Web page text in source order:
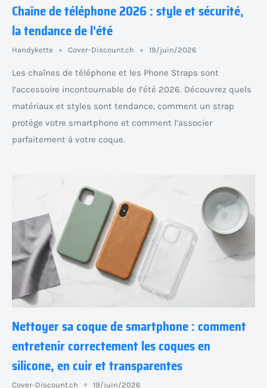
Chaîne de téléphone 2026 : style et sécurité,
la tendance de l'été
Handykette Cover-Discount.ch 19/juin/2026
Les chaînes de téléphone et les Phone Straps sont
l’accessoire incontournable de l’été 2026. Découvrez quels
matériaux et styles sont tendance, comment un strap
protège votre smartphone et comment l’associer
parfaitement à votre coque.
Nettoyer sa coque de smartphone : comment
entretenir correctement les coques en
silicone, en cuir et transparentes
Cover-Discount.ch 19/juin/2026